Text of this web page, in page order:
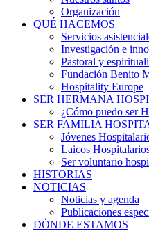
Organización
QUÉ HACEMOS
Servicios
Investigación e
Pastoral y
Fundación Benito
Hospitality Europe
SER HERMANA
¿Cómo puedo ser
SER FAMILIA
Jóvenes
Laicos
Ser voluntario
HISTORIAS
NOTICIAS
Noticias y agenda
Publicaciones
DÓNDE ESTAMOS